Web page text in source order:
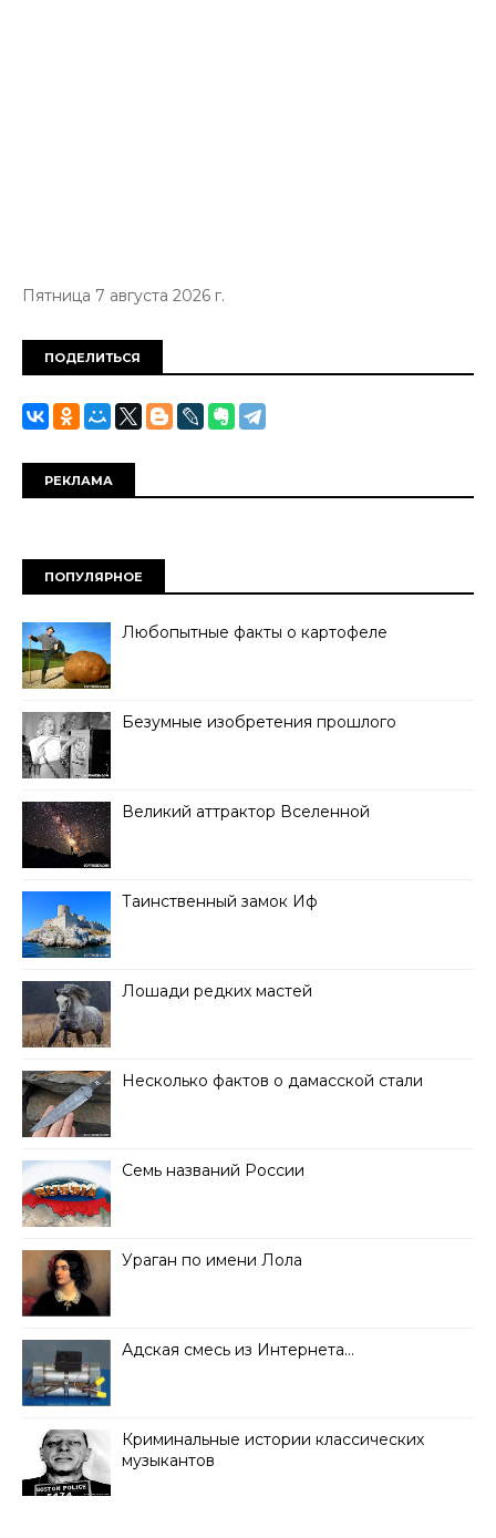
Пятница 7 августа 2026 г.
ПОДЕЛИТЬСЯ
РЕКЛАМА
ПОПУЛЯРНОЕ
Любопытные факты о картофеле
Безумные изобретения прошлого
Великий аттрактор Вселенной
Таинственный замок Иф
Лошади редких мастей
Несколько фактов о дамасской стали
Семь названий России
Ураган по имени Лола
Адская смесь из Интернета…
Криминальные истории классических
музыкантов